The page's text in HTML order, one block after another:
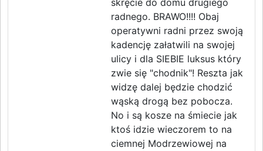
skręcie do domu drugiego
radnego. BRAWO!!!! Obaj
operatywni radni przez swoją
kadencję załatwili na swojej
ulicy i dla SIEBIE luksus który
zwie się "chodnik"! Reszta jak
widzę dalej będzie chodzić
wąską drogą bez pobocza.
No i są kosze na śmiecie jak
ktoś idzie wieczorem to na
ciemnej Modrzewiowej na